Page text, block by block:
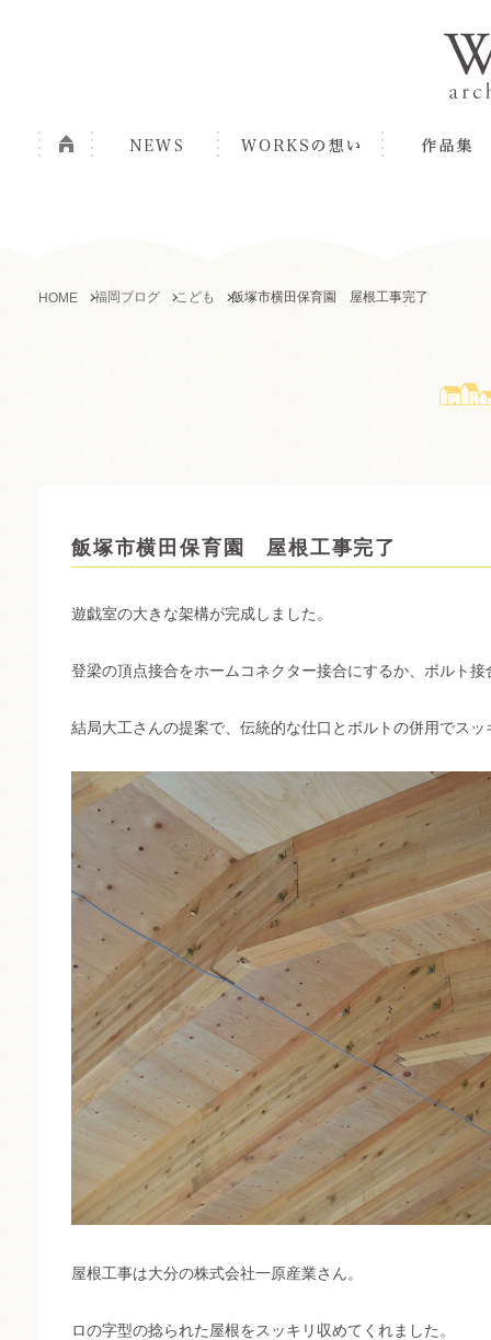
HOME 福岡ブログ こども 飯塚市横田保育園 屋根工事完了
飯塚市横田保育園 屋根工事完了
遊戯室の大きな架構が完成しました。
登梁の頂点接合をホームコネクター接合にするか、ボルト
結局大工さんの提案で、伝統的な仕口とボルトの併用でスッ
屋根工事は大分の株式会社一原産業さん。
ロの字型の捻られた屋根をスッキリ収めてくれました。